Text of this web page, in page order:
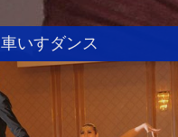
車いすダンス